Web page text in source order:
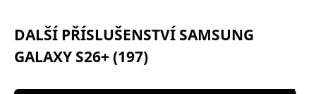
DALŠÍ PŘÍSLUŠENSTVÍ SAMSUNG
GALAXY S26+ (197)